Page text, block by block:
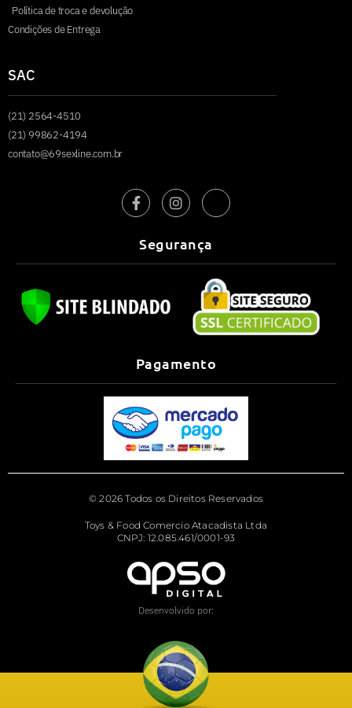
Política de troca e devolução
Condições de Entrega
SAC
(21) 2564-4510
(21) 99862-4194
contato@69sexline.com.br
Segurança
Pagamento
© 2026 Todos os Direitos Reservados
Toys & Food Comercio Atacadista Ltda
CNPJ: 12.085.461/0001-93
Desenvolvido por: